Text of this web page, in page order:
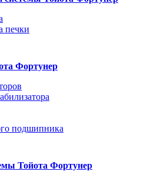
печки
Фортунер
подшипника
Тойота Фортунер